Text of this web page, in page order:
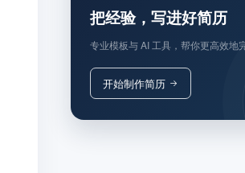
把经验，写进好简历
专业模板与 AI 工具，帮你更高效地
开始制作简历